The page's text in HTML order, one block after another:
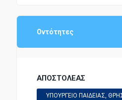
ΠΑΙΔΕΙΑ - ΕΚΠΑΙΔΕΥΣΗ
Οντότητες
ΑΠΟΣΤΟΛΕΑΣ
ΥΠΟΥΡΓΕΙΟ ΠΑΙΔΕΙΑΣ,